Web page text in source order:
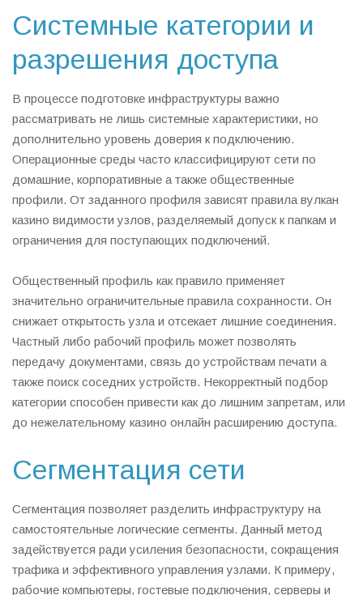
Системные категории и
разрешения доступа
В процессе подготовке инфраструктуры важно
рассматривать не лишь системные характеристики, но
дополнительно уровень доверия к подключению.
Операционные среды часто классифицируют сети по
домашние, корпоративные а также общественные
профили. От заданного профиля зависят правила вулкан
казино видимости узлов, разделяемый допуск к папкам и
ограничения для поступающих подключений.
Общественный профиль как правило применяет
значительно ограничительные правила сохранности. Он
снижает открытость узла и отсекает лишние соединения.
Частный либо рабочий профиль может позволять
передачу документами, связь до устройствам печати а
также поиск соседних устройств. Некорректный подбор
категории способен привести как до лишним запретам, или
до нежелательному казино онлайн расширению доступа.
Сегментация сети
Сегментация позволяет разделить инфраструктуру на
самостоятельные логические сегменты. Данный метод
задействуется ради усиления безопасности, сокращения
трафика и эффективного управления узлами. К примеру,
рабочие компьютеры, гостевые подключения, серверы и